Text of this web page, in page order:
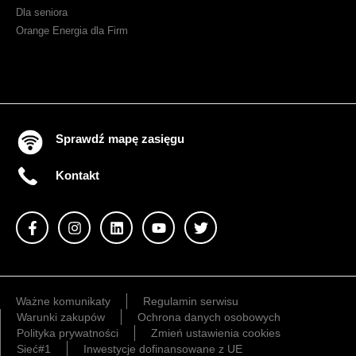
Dla seniora
Orange Energia dla Firm
Sprawdź mapę zasięgu
Kontakt
Ważne komunikaty
Regulamin serwisu
Warunki zakupów
Ochrona danych osobowych
Polityka prywatności
Zmień ustawienia cookies
Sieć#1
Inwestycje dofinansowane z UE